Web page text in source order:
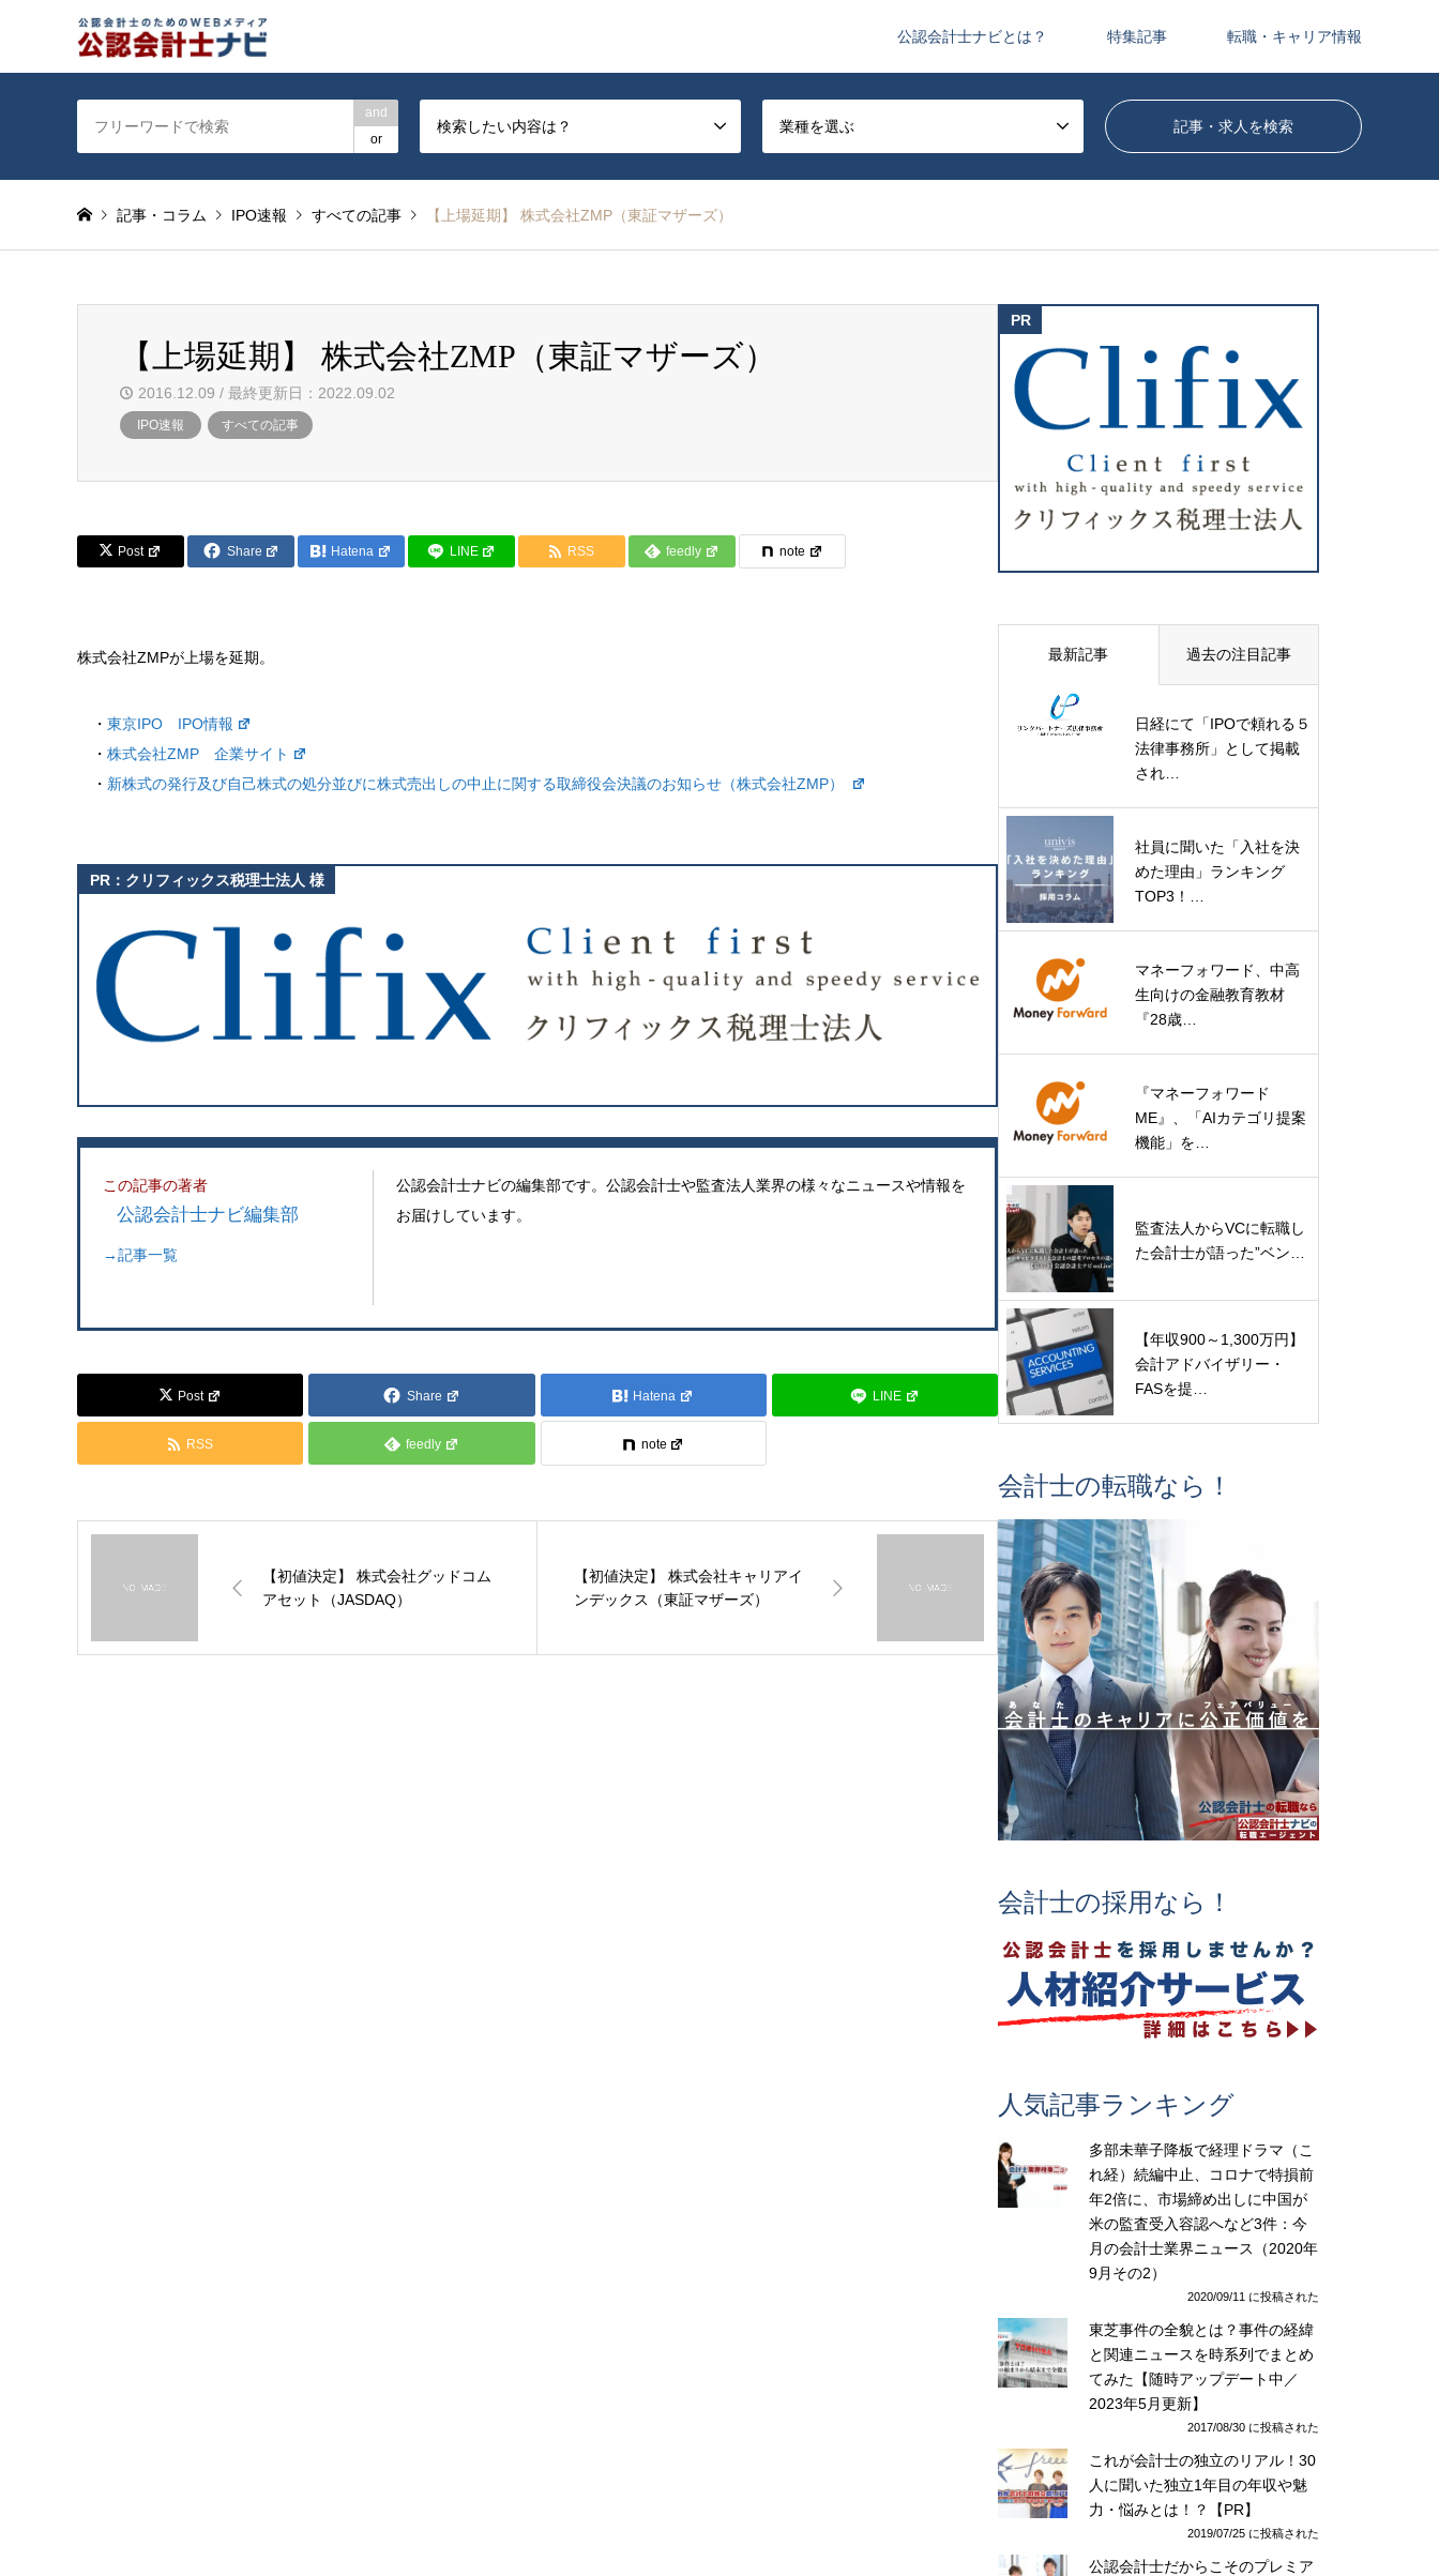
公認会計士ナビとは？ 特集記事 転職・キャリア情報
and
or
検索したい内容は？ 業種を選ぶ
記事・コラム IPO速報 すべての記事 【上場延期】 株式会社ZMP（東証マザーズ）
【上場延期】 株式会社ZMP（東証マザーズ）
2016.12.09 / 最終更新日：2022.09.02
IPO速報 すべての記事
Post Share Hatena LINE RSS feedly note
株式会社ZMPが上場を延期。
・ 東京IPO IPO情報
・ 株式会社ZMP 企業サイト
・ 新株式の発行及び自己株式の処分並びに株式売出しの中止に関する取締役会決議のお知らせ（株式会社ZMP）
この記事の著者
公認会計士ナビ編集部
→記事一覧
公認会計士ナビの編集部です。公認会計士や監査法人業界の様々なニュースや情報を
お届けしています。
Post Share Hatena LINE
RSS feedly note
【初値決定】 株式会社グッドコム
アセット（JASDAQ）
【初値決定】 株式会社キャリアイ
ンデックス（東証マザーズ）
最新記事 過去の注目記事
日経にて「IPOで頼れる５
法律事務所」として掲載
され…
社員に聞いた「入社を決
めた理由」ランキング
TOP3！…
マネーフォワード、中高
生向けの金融教育教材
『28歳…
『マネーフォワード
ME』、「AIカテゴリ提案
機能」を…
監査法人からVCに転職し
た会計士が語った”ベン…
【年収900～1,300万円】
会計アドバイザリー・
FASを提…
会計士の転職なら！
会計士の採用なら！
人気記事ランキング
多部未華子降板で経理ドラマ（こ
れ経）続編中止、コロナで特損前
年2倍に、市場締め出しに中国が
米の監査受入容認へなど3件：今
月の会計士業界ニュース（2020年
9月その2）
2020/09/11 に投稿された
東芝事件の全貌とは？事件の経緯
と関連ニュースを時系列でまとめ
てみた【随時アップデート中／
2023年5月更新】
2017/08/30 に投稿された
これが会計士の独立のリアル！30
人に聞いた独立1年目の年収や魅
力・悩みとは！？【PR】
2019/07/25 に投稿された
公認会計士だからこそのプレミア